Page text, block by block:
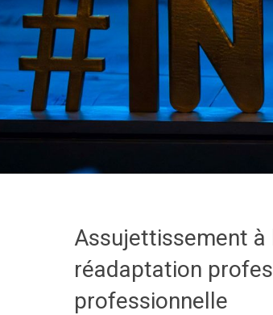
Assujettissement à
réadaptation
professionnelle